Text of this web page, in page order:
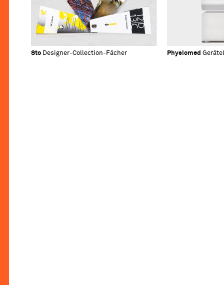
Sto Designer-Collection-Fächer Physiomed